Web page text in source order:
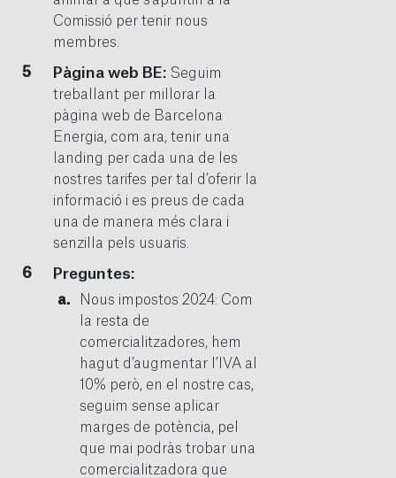
Comissió per tenir nous
membres.
Pàgina web BE: Seguim
treballant per millorar la
pàgina web de Barcelona
Energia, com ara, tenir una
landing per cada una de les
nostres tarifes per tal d’oferir la
informació i es preus de cada
una de manera més clara i
senzilla pels usuaris.
Preguntes:
Nous impostos 2024: Com
la resta de
comercialitzadores, hem
hagut d’augmentar l’IVA al
10% però, en el nostre cas,
seguim sense aplicar
marges de potència, pel
que mai podràs trobar una
comercialitzadora que